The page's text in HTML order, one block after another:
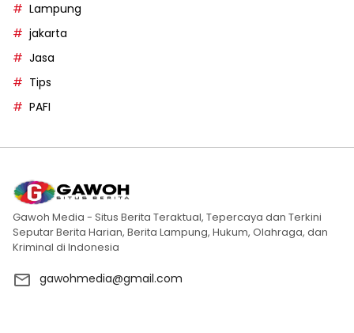
Lampung
jakarta
Jasa
Tips
PAFI
Gawoh Media - Situs Berita Teraktual, Tepercaya dan Terkini
Seputar Berita Harian, Berita Lampung, Hukum, Olahraga, dan
Kriminal di Indonesia
gawohmedia@gmail.com